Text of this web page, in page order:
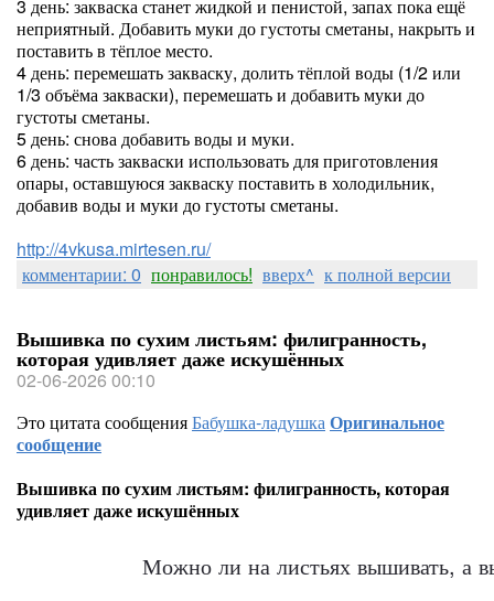
3 день: закваска станет жидкой и пенистой, запах пока ещё
неприятный. Добавить муки до густоты сметаны, накрыть и
поставить в тёплое место.
4 день: перемешать закваску, долить тёплой воды (1/2 или
1/3 объёма закваски), перемешать и добавить муки до
густоты сметаны.
5 день: снова добавить воды и муки.
6 день: часть закваски использовать для приготовления
опары, оставшуюся закваску поставить в холодильник,
добавив воды и муки до густоты сметаны.
http://4vkusa.mirtesen.ru/
комментарии: 0 понравилось! вверх^ к полной версии
Вышивка по сухим листьям: филигранность,
которая удивляет даже искушённых
02-06-2026 00:10
Это цитата сообщенияБабушка-ладушкаОригинальное
сообщение
Вышивка по сухим листьям: филигранность, которая
удивляет даже искушённых
Можно ли на листьях вышивать, а